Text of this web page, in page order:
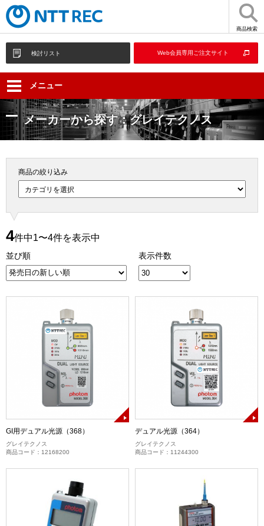
商品検索
検討リスト Web会員専用ご注文サイト
メニュー
メーカーから探す：グレイテクノス
商品の絞り込み
4件中1〜4件を表示中
並び順 表示件数
GI用デュアル光源（368）
グレイテクノス
商品コード：12168200
デュアル光源（364）
グレイテクノス
商品コード：11244300